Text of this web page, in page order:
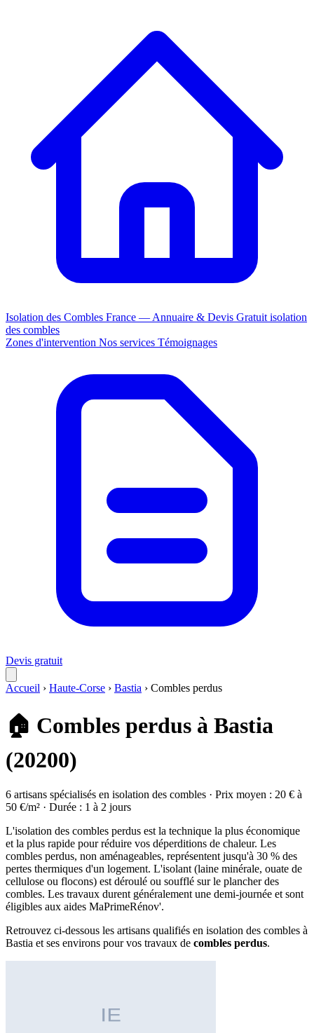
Isolation des Combles France — Annuaire & Devis Gratuit isolation
des combles
Zones d'intervention Nos services Témoignages
Devis gratuit
Accueil › Haute-Corse › Bastia › Combles perdus
🏠 Combles perdus à Bastia
(20200)
6 artisans spécialisés en isolation des combles · Prix moyen : 20 € à
50 €/m² · Durée : 1 à 2 jours
L'isolation des combles perdus est la technique la plus économique
et la plus rapide pour réduire vos déperditions de chaleur. Les
combles perdus, non aménageables, représentent jusqu'à 30 % des
pertes thermiques d'un logement. L'isolant (laine minérale, ouate de
cellulose ou flocons) est déroulé ou soufflé sur le plancher des
combles. Les travaux durent généralement une demi-journée et sont
éligibles aux aides MaPrimeRénov'.
Retrouvez ci-dessous les artisans qualifiés en isolation des combles à
Bastia et ses environs pour vos travaux de combles perdus.